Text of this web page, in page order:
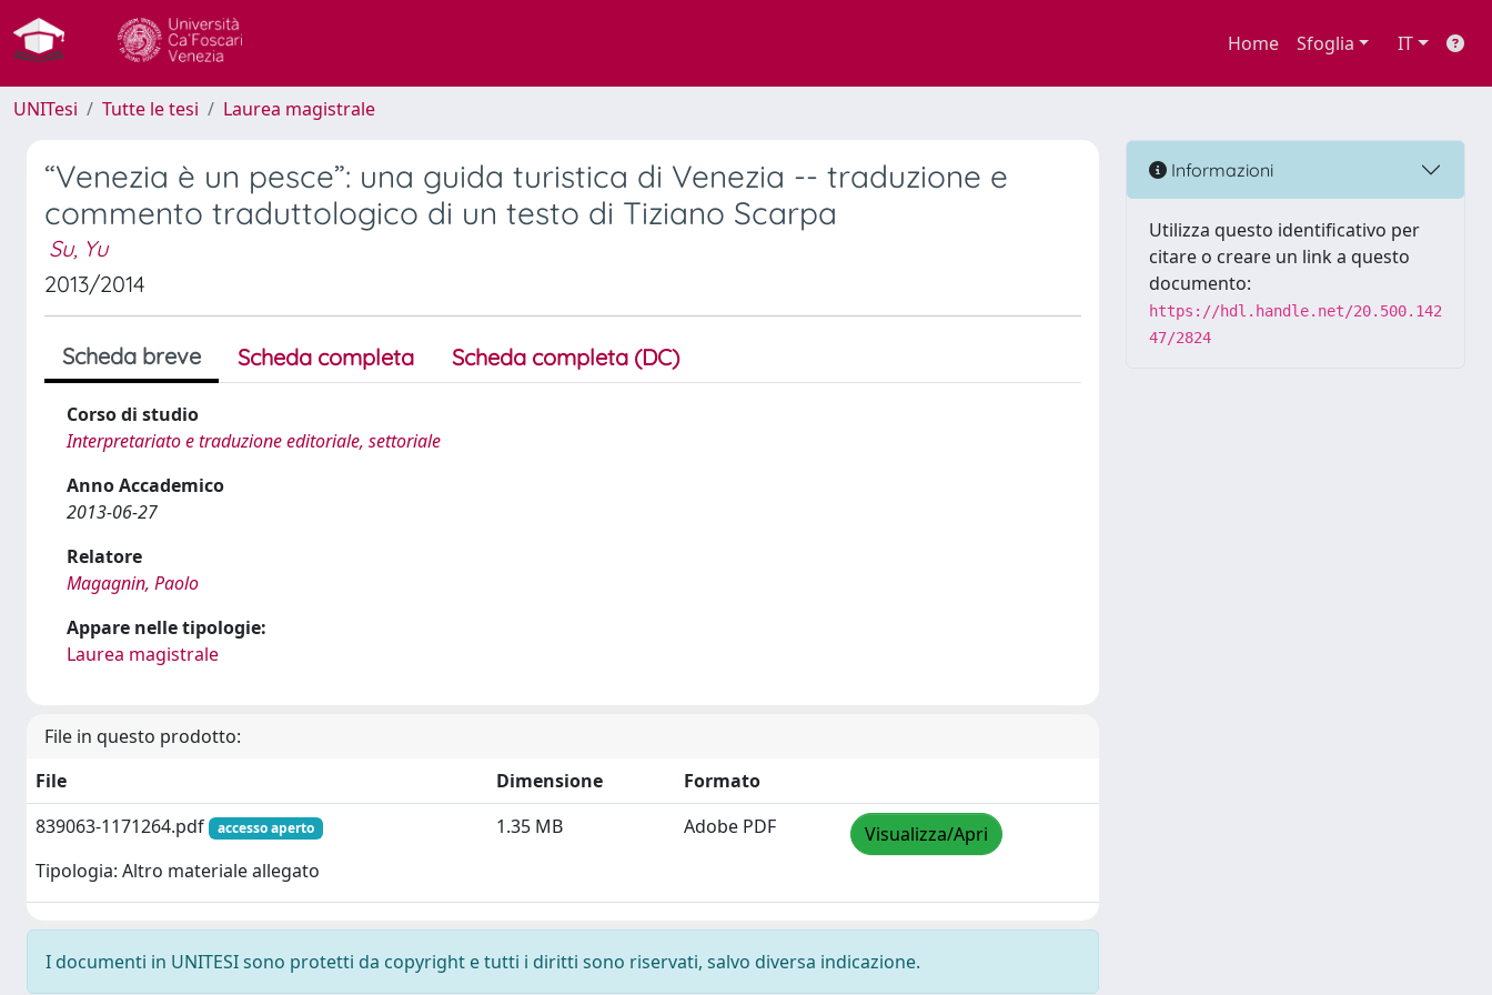
Home Sfoglia IT
UNITesi Tutte le tesi Laurea magistrale
“Venezia è un pesce”: una guida turistica di Venezia -- traduzione e
commento traduttologico di un testo di Tiziano Scarpa
Su, Yu
2013/2014
Scheda breve Scheda completa Scheda completa (DC)
Corso di studio
Interpretariato e traduzione editoriale, settoriale
Anno Accademico
2013-06-27
Relatore
Magagnin, Paolo
Appare nelle tipologie:
Laurea magistrale
File in questo prodotto:
File
Dimensione
Formato
839063-1171264.pdf
accesso aperto
Tipologia: Altro materiale allegato
1.35 MB Adobe PDF Visualizza/Apri
I documenti in UNITESI sono protetti da copyright e tutti i diritti sono riservati, salvo diversa indicazione.
Informazioni
Utilizza questo identificativo per
citare o creare un link a questo
documento:
https://hdl.handle.net/20.500.142
47/2824